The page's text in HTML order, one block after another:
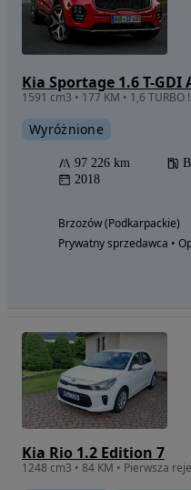
Kia Sportage 1.6 T-GDI
Wyróżnione
97 226 km
2018
Brzozów (Podkarpackie)
Prywatny sprzedawca •
Kia Rio 1.2 Edition 7